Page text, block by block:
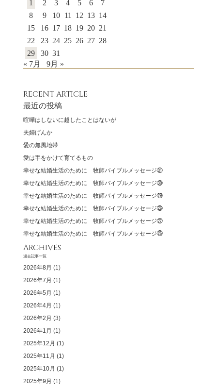
1 2 3 4 5 6
7
8
9 10 11 12 13 14
15
16 17 18 19 20 21
22
23 24 25 26 27 28
29
30 31
« 7月
9月 »
RECENT ARTICLE
最近の投稿
喧嘩はしないに越したことはないが
夫婦げんか
愛の無風地帯
愛は手をかけて育てるもの
幸せな結婚生活のために 牧師バイブルメッセージ㉛
幸せな結婚生活のために 牧師バイブルメッセージ㉚
幸せな結婚生活のために 牧師バイブルメッセージ㉙
幸せな結婚生活のために 牧師バイブルメッセージ㉘
幸せな結婚生活のために 牧師バイブルメッセージ㉗
幸せな結婚生活のために 牧師バイブルメッセージ㉖
ARCHIVES
過去記事一覧
2026年8月 (1)
2026年7月 (1)
2026年5月 (1)
2026年4月 (1)
2026年2月 (3)
2026年1月 (1)
2025年12月 (1)
2025年11月 (1)
2025年10月 (1)
2025年9月 (1)